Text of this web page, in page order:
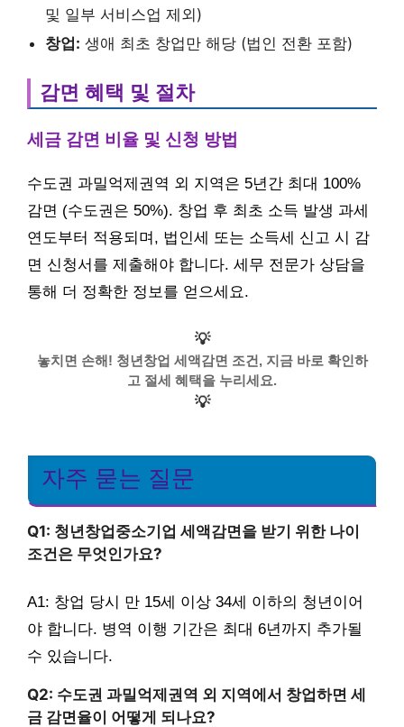
및 일부 서비스업 제외)
창업: 생애 최초 창업만 해당 (법인 전환 포함)
감면 혜택 및 절차
세금 감면 비율 및 신청 방법
수도권 과밀억제권역 외 지역은 5년간 최대 100%
감면 (수도권은 50%). 창업 후 최초 소득 발생 과세
연도부터 적용되며, 법인세 또는 소득세 신고 시 감
면 신청서를 제출해야 합니다. 세무 전문가 상담을
통해 더 정확한 정보를 얻으세요.
💡
놓치면 손해! 청년창업 세액감면 조건, 지금 바로 확인하
고 절세 혜택을 누리세요.
💡
자주 묻는 질문
Q1: 청년창업중소기업 세액감면을 받기 위한 나이
조건은 무엇인가요?
A1: 창업 당시 만 15세 이상 34세 이하의 청년이어
야 합니다. 병역 이행 기간은 최대 6년까지 추가될
수 있습니다.
Q2: 수도권 과밀억제권역 외 지역에서 창업하면 세
금 감면율이 어떻게 되나요?